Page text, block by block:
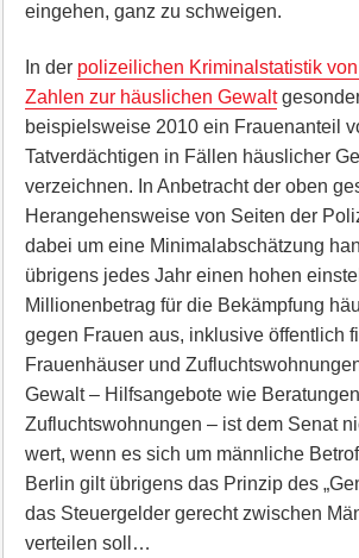
eingehen, ganz zu schweigen.
In der polizeilichen Kriminalstatistik
Zahlen zur häuslichen Gewalt
beispielsweise 2010 ein Frauenanteil
Tatverdächtigen in Fällen häuslicher
verzeichnen. In Anbetracht der oben
Herangehensweise von Seiten der
dabei um eine Minimalabschätzung
übrigens jedes Jahr einen hohen
Millionenbetrag für die Bekämpfung
gegen Frauen aus, inklusive öffentlich
Frauenhäuser und
Gewalt – Hilfsangebote wie
Zufluchtswohnungen – ist dem Senat
wert, wenn es sich um männliche
Berlin gilt übrigens das Prinzip des
das Steuergelder gerecht zwischen
verteilen soll…